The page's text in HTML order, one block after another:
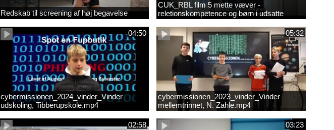
Redskab til screening af høj begavelse
CUK_RBL film 5 mette væver -
reletionskompetence og børn i udsatte
positioner.
04:50
cybermissionen_2024_vinder_Vinder
udskoling, Tibberupskole.mp4
05:32
cybermissionen_2023_vinder_Vinder
mellemtrinnet, N. Zahle.mp4
02:58 03:23